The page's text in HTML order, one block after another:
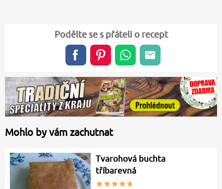
Podělte se s přáteli o recept
Mohlo by vám zachutnat
Tvarohová buchta
tříbarevná